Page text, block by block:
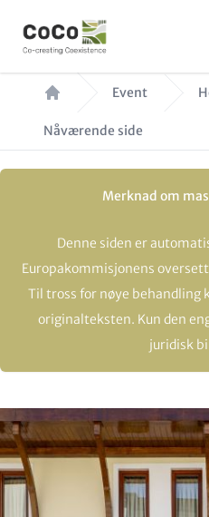
NavigasjonsstiEvent
Nåværende side
Merknad om
Denne siden er
Europakommisjonens
Til tross for nøye behandling
originalteksten. Kun den
juridisk
Hero
Image